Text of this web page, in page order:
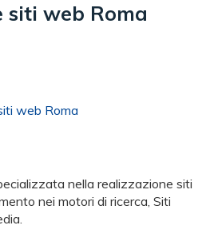
siti web Roma
nella realizzazione siti
nei motori di ricerca, Siti